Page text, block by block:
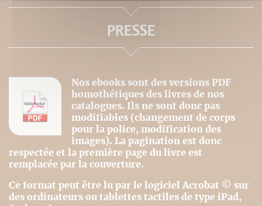
PRESSE
Nos ebooks sont des versions PDF
homothétiques des livres de nos
catalogues. Ils ne sont donc pas
modifiables (changement de corps
pour la police, modification des
images). La pagination est donc
respectée et la première page du livre est
remplacée par la couverture.
Ce format peut être lu par le logiciel Acrobat © sur
des ordinateurs ou tablettes tactiles de type iPad,